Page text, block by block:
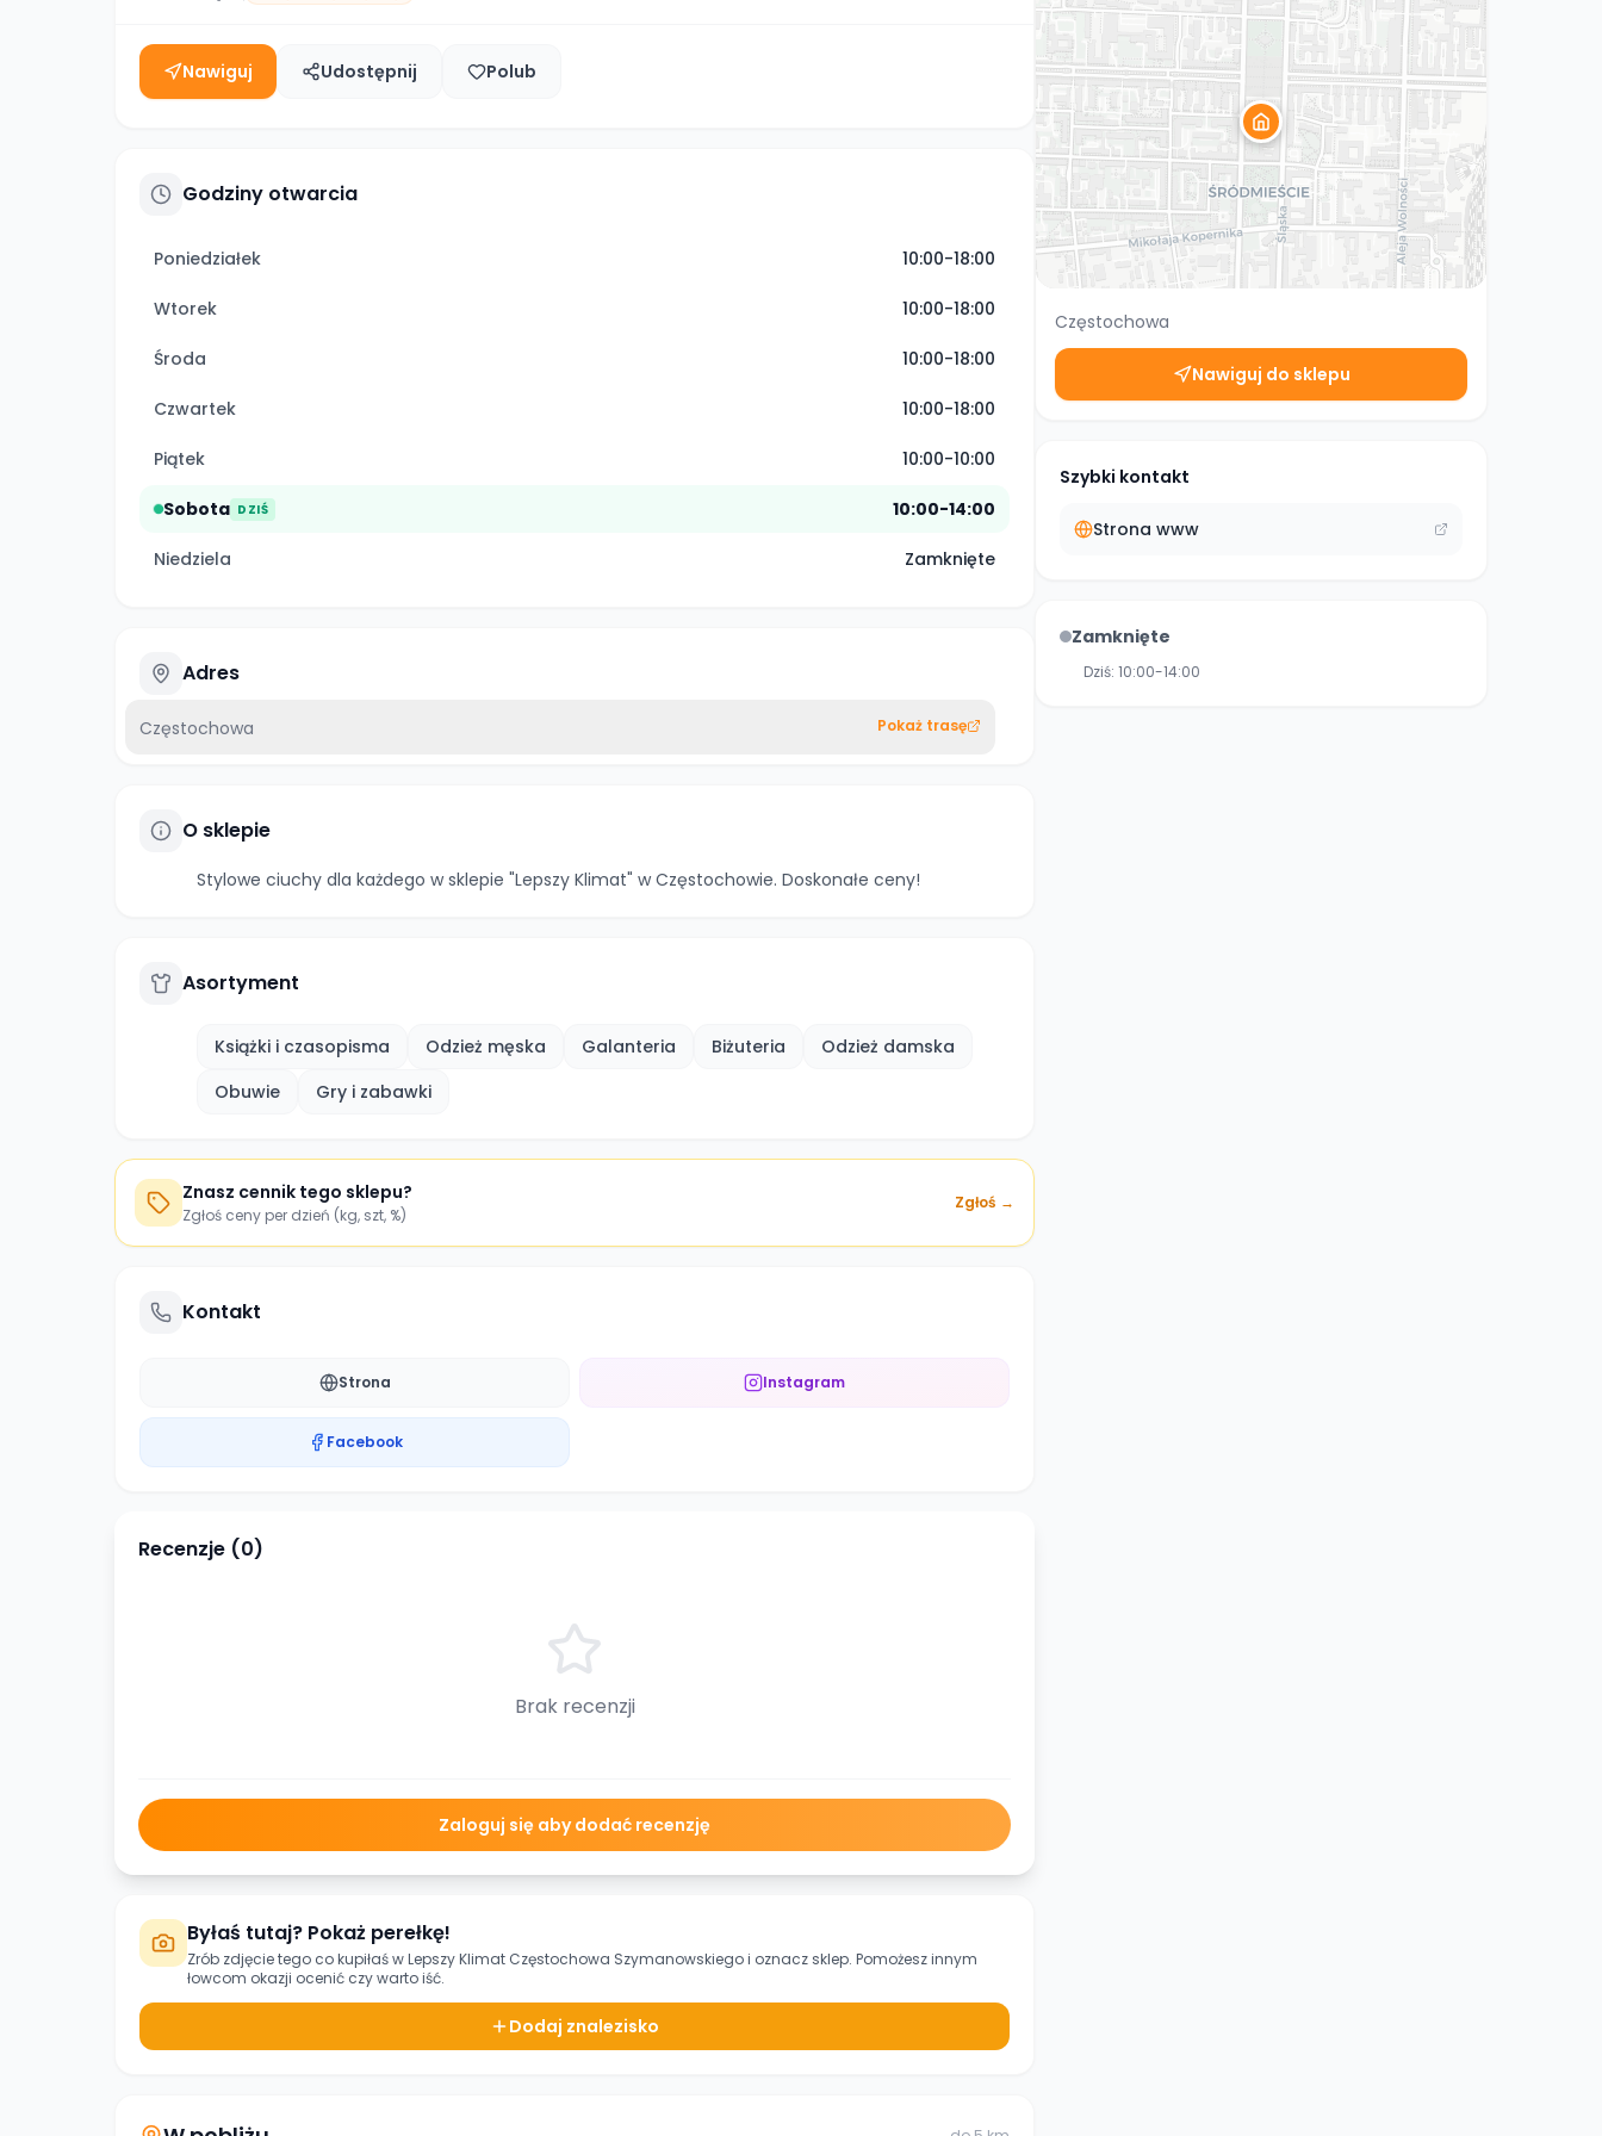
Nawiguj Udostępnij Polub
Godziny otwarcia
Poniedziałek 10:00-18:00
Wtorek 10:00-18:00
Środa 10:00-18:00
Czwartek 10:00-18:00
Piątek 10:00-10:00
Sobota DZIŚ 10:00-14:00
Niedziela Zamknięte
Adres
Częstochowa Pokaż trasę
O sklepie
Stylowe ciuchy dla każdego w sklepie "Lepszy Klimat" w Częstochowie. Doskonałe ceny!
Asortyment
Książki i czasopisma Odzież męska Galanteria Biżuteria
Odzież damska
Obuwie
Gry i zabawki
Znasz cennik tego sklepu?
Zgłoś ceny per dzień (kg, szt, %)
Zgłoś →
Kontakt
Strona Instagram
Facebook
Recenzje (0)
Brak recenzji
Zaloguj się aby dodać recenzję
Byłaś tutaj? Pokaż perełkę!
Zrób zdjęcie tego co kupiłaś wLepszy Klimat Częstochowa Szymanowskiegoi oznacz sklep. Pomożesz innym
łowcom okazji ocenić czy warto iść.
Dodaj znalezisko
Częstochowa
Nawiguj do sklepu
Szybki kontakt
Strona www
Zamknięte
Dziś: 10:00-14:00